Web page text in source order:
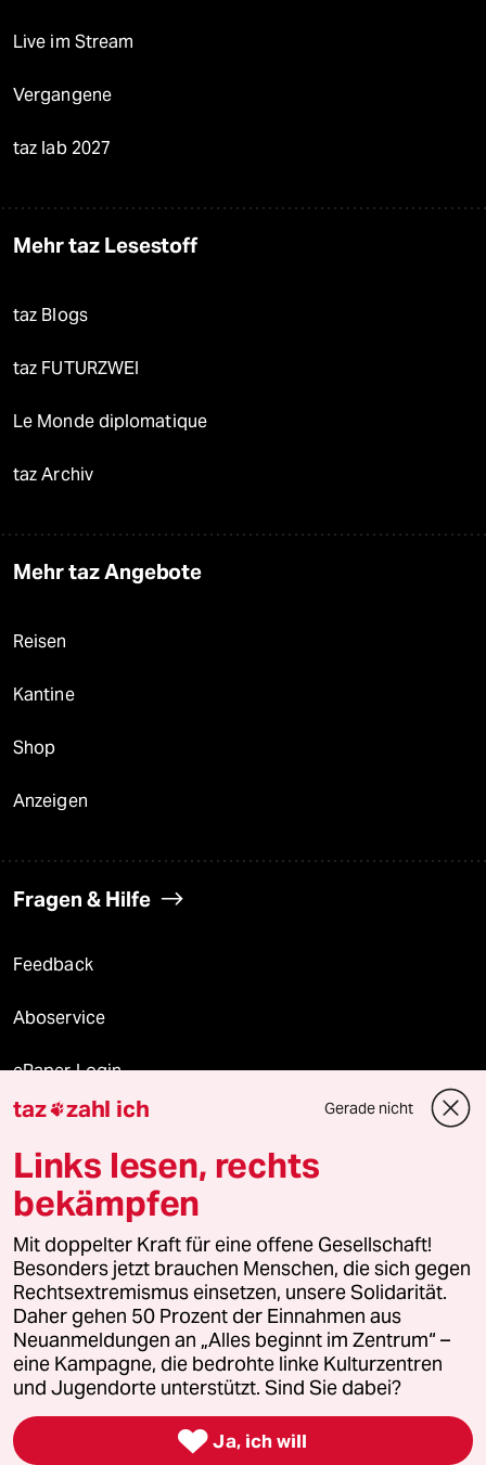
Live im Stream
Vergangene
taz lab 2027
Mehr taz Lesestoff
taz Blogs
taz FUTURZWEI
Le Monde diplomatique
taz Archiv
Mehr taz Angebote
Reisen
Kantine
Shop
Anzeigen
Fragen & Hilfe
Feedback
Aboservice
ePaper Login
Downloads für Abonnierende
© 2026 taz Verlags und Vertriebs GmbH
Alle Rechte vorbehalten. Bei rechtlichen Fragen oder für Genehmigungen
wenden Sie sich bitte an
lizenzen@taz.de
Feedback Redaktionsstatut Kommune-Richtlinien
Leitlinie Informant Datenschutz Impressum AGB
Seitenwende Einwilligungen widerrufen (Ads)
taz zahl ich Gerade nicht
Links lesen, rechts
bekämpfen
Mit doppelter Kraft für eine offene Gesellschaft!
Besonders jetzt brauchen Menschen, die sich gegen
Rechtsextremismus einsetzen, unsere Solidarität.
Daher gehen 50 Prozent der Einnahmen aus
Neuanmeldungen an „Alles beginnt im Zentrum“ –
eine Kampagne, die bedrohte linke Kulturzentren
und Jugendorte unterstützt. Sind Sie dabei?
 Ja, ich will